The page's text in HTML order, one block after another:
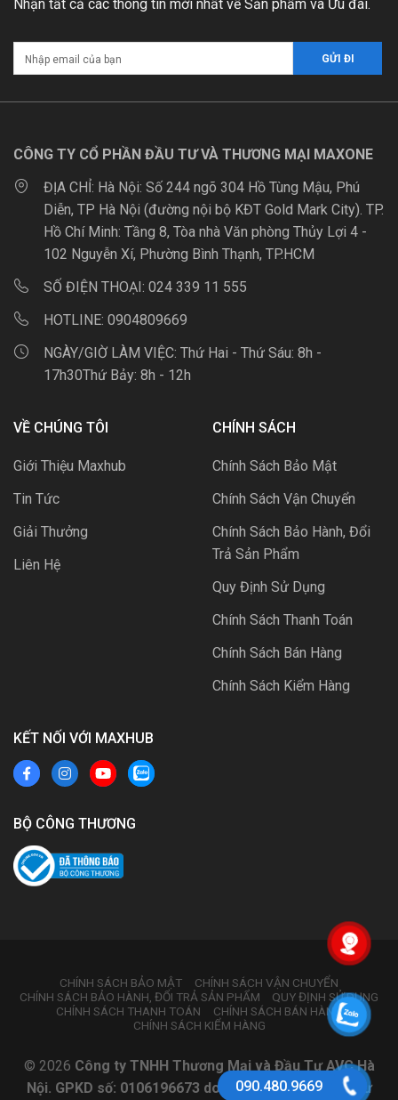
Nhận tất cả các thông tin mới nhất về Sản phẩm và Ưu đãi.
CÔNG TY CỔ PHẦN ĐẦU TƯ VÀ THƯƠNG MẠI MAXONE
ĐỊA CHỈ: Hà Nội: Số 244 ngõ 304 Hồ Tùng Mậu, Phú
Diễn, TP Hà Nội (đường nội bộ KĐT Gold Mark City). TP.
Hồ Chí Minh: Tầng 8, Tòa nhà Văn phòng Thủy Lợi 4 -
102 Nguyễn Xí, Phường Bình Thạnh, TP.HCM
SỐ ĐIỆN THOẠI: 024 339 11 555
HOTLINE: 0904809669
NGÀY/GIỜ LÀM VIỆC: Thứ Hai - Thứ Sáu: 8h -
17h30Thứ Bảy: 8h - 12h
VỀ CHÚNG TÔI
Giới Thiệu Maxhub
Tin Tức
Giải Thưởng
Liên Hệ
CHÍNH SÁCH
Chính Sách Bảo Mật
Chính Sách Vận Chuyển
Chính Sách Bảo Hành, Đổi
Trả Sản Phẩm
Quy Định Sử Dụng
Chính Sách Thanh Toán
Chính Sách Bán Hàng
Chính Sách Kiểm Hàng
KẾT NỐI VỚI MAXHUB
BỘ CÔNG THƯƠNG
CHÍNH SÁCH BẢO MẬT
CHÍNH SÁCH VẬN CHUYỂN
CHÍNH SÁCH BẢO HÀNH, ĐỔI TRẢ SẢN PHẨM
QUY ĐỊNH SỬ DỤNG
CHÍNH SÁCH THANH TOÁN
CHÍNH SÁCH BÁN HÀNG
CHÍNH SÁCH KIỂM HÀNG
© 2026 Công ty TNHH Thương Mại và Đầu Tư AVC Hà
Nội. GPKD số: 0106196673 do Sở Kế hoạch và Đầu tư
090.480.9669